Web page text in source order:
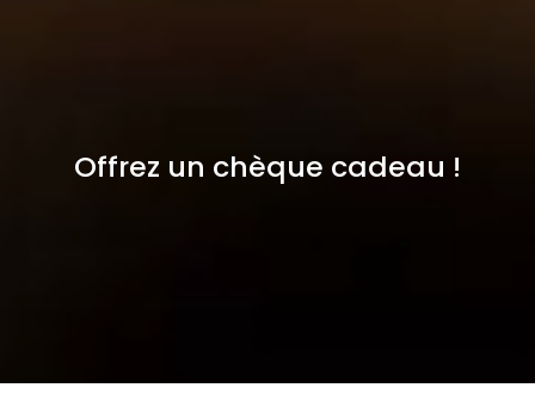
Offrez un chèque cadeau !